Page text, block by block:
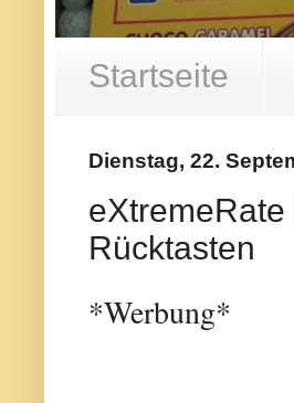
Startseite
Dienstag, 22.
Rücktasten
*Werbung*